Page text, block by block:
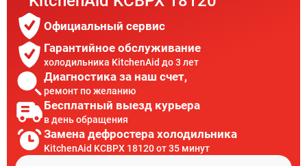
Официальный сервис
Гарантийное обслуживание
холодильника KitchenAid до 3 лет
Диагностика за наш счет,
ремонт по желанию
Бесплатный выезд курьера
в день обращения
Замена дефростера холодильника
KitchenAid KCBPX 18120 от 35 минут